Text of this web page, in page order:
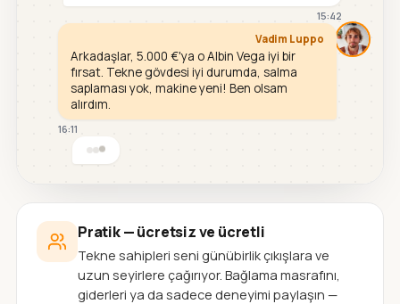
15:42
Vadim Luppo
Arkadaşlar, 5.000 €'ya o Albin Vega iyi bir
fırsat. Tekne gövdesi iyi durumda, salma
saplaması yok, makine yeni! Ben olsam
alırdım.
16:11
Pratik — ücretsiz ve ücretli
Tekne sahipleri seni günübirlik çıkışlara ve
uzun seyirlere çağırıyor. Bağlama masrafını,
giderleri ya da sadece deneyimi paylaşın —